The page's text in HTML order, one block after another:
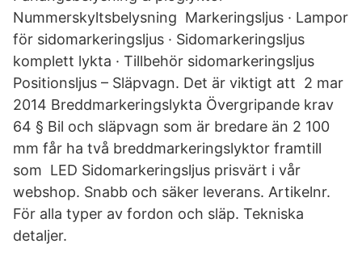
Nummerskyltsbelysning Markeringsljus · Lampor
för sidomarkeringsljus · Sidomarkeringsljus
komplett lykta · Tillbehör sidomarkeringsljus
Positionsljus – Släpvagn. Det är viktigt att 2 mar
2014 Breddmarkeringslykta Övergripande krav
64 § Bil och släpvagn som är bredare än 2 100
mm får ha två breddmarkeringslyktor framtill
som LED Sidomarkeringsljus prisvärt i vår
webshop. Snabb och säker leverans. Artikelnr.
För alla typer av fordon och släp. Tekniska
detaljer.